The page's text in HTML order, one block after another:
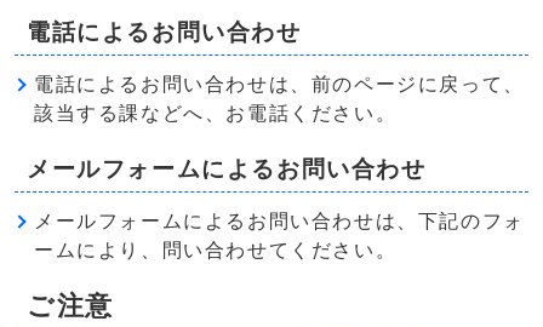
電話によるお問い合わせ
電話によるお問い合わせは、前のページに戻って、
該当する課などへ、お電話ください。
メールフォームによるお問い合わせ
メールフォームによるお問い合わせは、下記のフォ
ームにより、問い合わせてください。
ご注意